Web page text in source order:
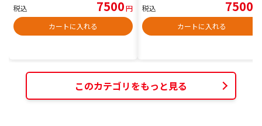
税込 7500円
カートに入れる
税込 7500
カートに入れる
このカテゴリをもっと見る